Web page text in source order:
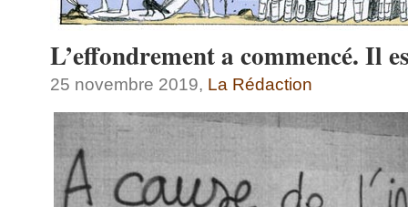
L’effondrement a commencé. Il
25 novembre 2019, La Rédaction